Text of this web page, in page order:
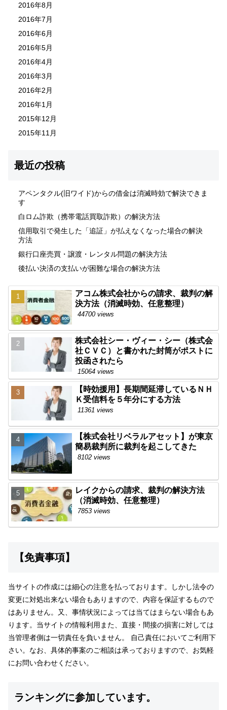
2016年8月
2016年7月
2016年6月
2016年5月
2016年4月
2016年3月
2016年2月
2016年1月
2015年12月
2015年11月
最近の投稿
アペンタクル(旧ワイド)からの借金は消滅時効で解決できま
す
白ロム詐欺（携帯電話買取詐欺）の解決方法
信用取引で発生した「追証」が払えなくなった場合の解決
方法
銀行口座売買・譲渡・レンタル問題の解決方法
後払い決済の支払いが困難な場合の解決方法
アコム株式会社からの請求、裁判の解
決方法（消滅時効、任意整理）
44700 views
株式会社シー・ヴィー・シー（株式会
社ＣＶＣ）と書かれた封筒がポストに
投函されたら
15064 views
【時効援用】長期間延滞しているＮＨ
Ｋ受信料を５年分にする方法
11361 views
【株式会社リベラルアセット】が東京
簡易裁判所に裁判を起こしてきた
8102 views
レイクからの請求、裁判の解決方法
（消滅時効、任意整理）
7853 views
【免責事項】
当サイトの作成には細心の注意を払っております。しかし法令の
変更に対処出来ない場合もありますので、内容を保証するもので
はありません。又、事情状況によっては当てはまらない場合もあ
ります。当サイトの情報利用また、直接・間接の損害に対しては
当管理者側は一切責任を負いません。 自己責任においてご利用下
さい。なお、具体的事案のご相談は承っておりますので、お気軽
にお問い合わせください。
ランキングに参加しています。